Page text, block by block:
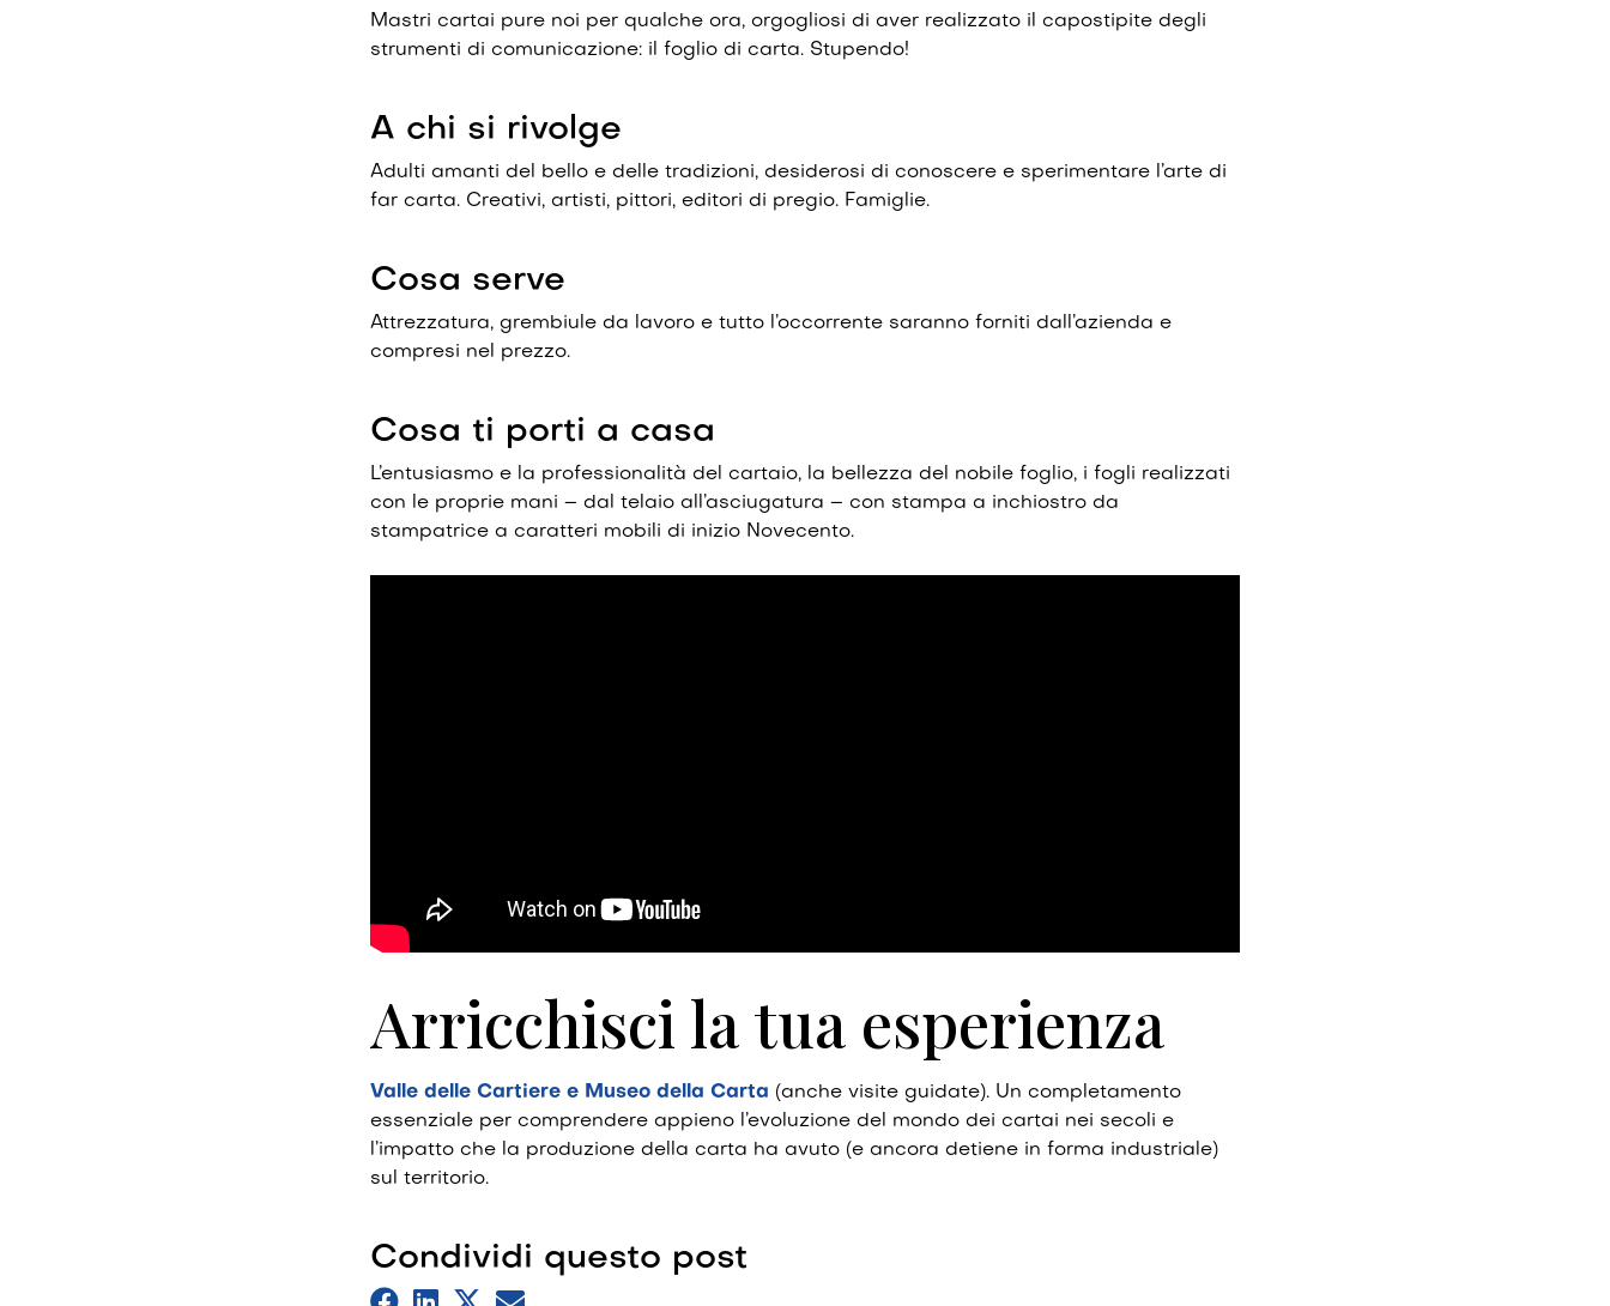
Mastri cartai pure noi per qualche ora, orgogliosi di aver realizzato il capostipite degli
strumenti di comunicazione: il foglio di carta. Stupendo!
A chi si rivolge
Adulti amanti del bello e delle tradizioni, desiderosi di conoscere e sperimentare l’arte di
far carta. Creativi, artisti, pittori, editori di pregio. Famiglie.
Cosa serve
Attrezzatura, grembiule da lavoro e tutto l’occorrente saranno forniti dall’azienda e
compresi nel prezzo.
Cosa ti porti a casa
L’entusiasmo e la professionalità del cartaio, la bellezza del nobile foglio, i fogli realizzati
con le proprie mani – dal telaio all’asciugatura – con stampa a inchiostro da
stampatrice a caratteri mobili di inizio Novecento.
Arricchisci la tua esperienza
Valle delle Cartiere e Museo della Carta (anche visite guidate). Un completamento
essenziale per comprendere appieno l’evoluzione del mondo dei cartai nei secoli e
l’impatto che la produzione della carta ha avuto (e ancora detiene in forma industriale)
sul territorio.
Condividi questo post